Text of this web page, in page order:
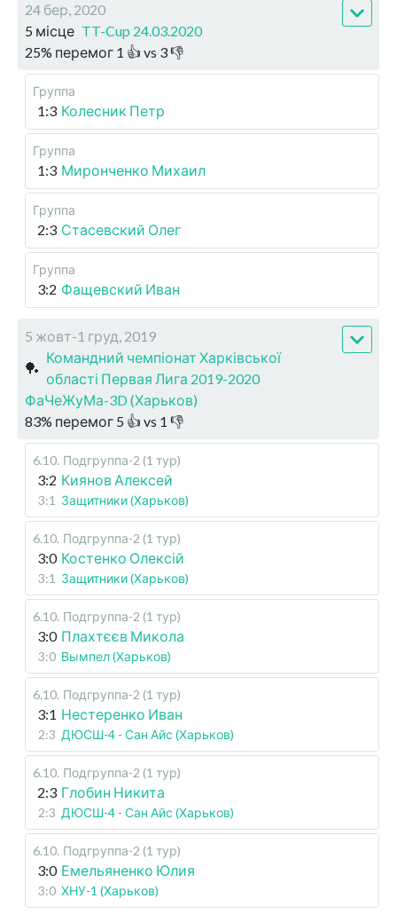
24 бер, 2020
5 місце TT-Cup 24.03.2020
25% перемог 1 👍 vs 3👎
Группа
1:3 Колесник Петр
Группа
1:3 Миронченко Михаил
Группа
2:3 Стасевский Олег
Группа
3:2 Фащевский Иван
5 жовт-1 груд, 2019
🏓
Командний чемпіонат Харківської
області Первая Лига 2019-2020
ФаЧеЖуМа-3D (Харьков)
83% перемог 5 👍 vs 1 👎
6.10. Подгруппа-2 (1 тур)
3:2 Киянов Алексей
3:1 Защитники (Харьков)
6.10. Подгруппа-2 (1 тур)
3:0 Костенко Олексій
3:1 Защитники (Харьков)
6.10. Подгруппа-2 (1 тур)
3:0 Плахтєєв Микола
3:0 Вымпел (Харьков)
6.10. Подгруппа-2 (1 тур)
3:1 Нестеренко Иван
2:3 ДЮСШ-4 - Сан Айс (Харьков)
6.10. Подгруппа-2 (1 тур)
2:3 Глобин Никита
2:3 ДЮСШ-4 - Сан Айс (Харьков)
6.10. Подгруппа-2 (1 тур)
3:0 Емельяненко Юлия
3:0 ХНУ-1 (Харьков)